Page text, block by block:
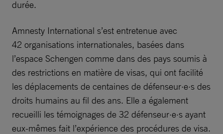
durée.
Amnesty International s’est entretenue avec
42 organisations internationales, basées dans
l’espace Schengen comme dans des pays soumis à
des restrictions en matière de visas, qui ont facilité
les déplacements de centaines de défenseur·e·s des
droits humains au fil des ans. Elle a également
recueilli les témoignages de 32 défenseur·e·s ayant
eux-mêmes fait l’expérience des procédures de visa.